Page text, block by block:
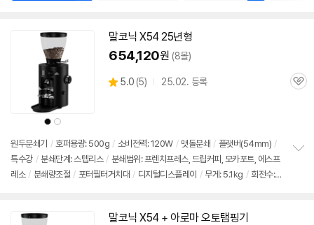
상
품
색
상
상
품
상
말코닉 X54 25년형
654,120원 (8몰)
별
5.0 (상
5) 25.02. 등록
관
원두분쇄기 / 호퍼용량: 500g / 소비전력: 120W / 맷돌분쇄 / 플랫버(54mm) /
특수강 / 분쇄단계: 스텝리스 / 분쇄범위: 프렌치프레스, 드립커피, 모카포트, 에스프
레소 / 분쇄량조절 / 포터필터거치대 / 디지털디스플레이 / 무게: 5.1kg / 회전수: 1
말코닉 X54 + 아로마 오토탬핑기